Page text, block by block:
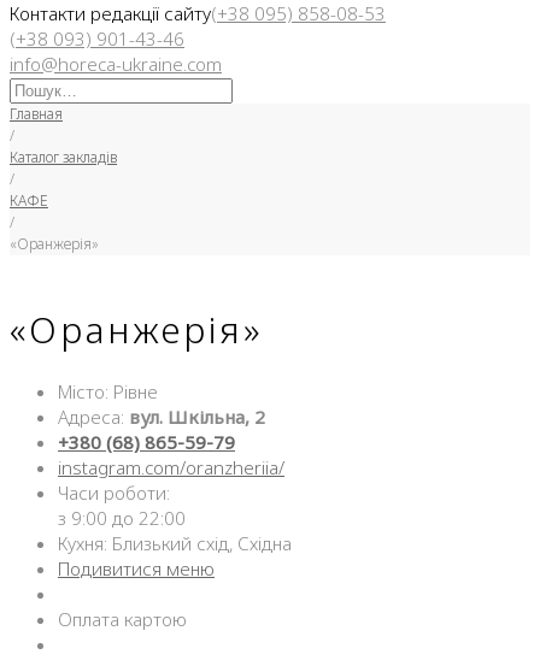
Контакти редакції сайту(+38 095) 858-08-53
(+38 093) 901-43-46
info@horeca-ukraine.com
Искать:
Главная
/
Каталог закладів
/
КАФЕ
/
«Оранжерія»
«Оранжерія»
Місто: Рівне
Адреса: вул. Шкільна, 2
+380 (68) 865-59-79
instagram.com/oranzheriia/
Часи роботи:
з 9:00 до 22:00
Кухня: Близький схід, Східна
Подивитися меню
Оплата картою